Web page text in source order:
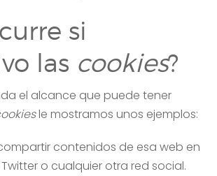
si
las cookies?
el alcance que puede tener
le mostramos unos ejemplos:
contenidos de esa web en
o cualquier otra red social.